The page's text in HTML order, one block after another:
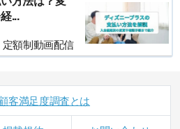
...
定額制動画配信
客満足度調査とは